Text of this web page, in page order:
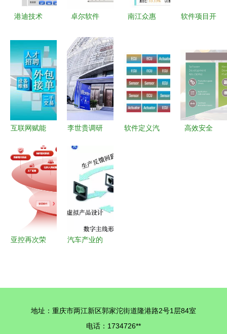
港迪技术
析工业自动
化层级布
局，重构智
能制造服务
生态
卓尔软件
开发） 赋
能智慧城市
与智慧工厂
的创新引擎
南江众惠
现代服务企
业
软件项目开
务 从需求
到交付的系
统支持
互联网赋能
信息咨询服
务如何重塑
智慧工厂
李世贵调研
宁开发区
科技创新引
领高质量发
展，明星产
纷呈
软件定义汽
高效安全
亚控再次荣
业领先地位
汽车产业的
地址：重庆市两江新区郭家沱街道隆港路2号1层84室
电话：1734726**